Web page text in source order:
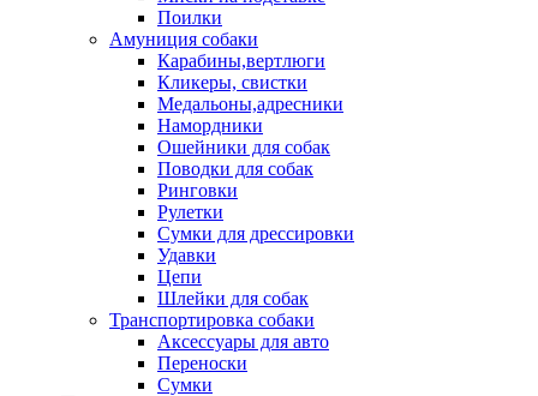
Поилки
Амуниция собаки
Карабины,вертлюги
Кликеры, свистки
Медальоны,адресники
Намордники
Ошейники для собак
Поводки для собак
Ринговки
Рулетки
Сумки для дрессировки
Удавки
Цепи
Шлейки для собак
Транспортировка собаки
Аксессуары для авто
Переноски
Сумки